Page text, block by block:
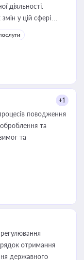
діяльності.
у цій сфері
юриста або
оренди
і перевірки
+1
поводження
та
та
отримання
державного